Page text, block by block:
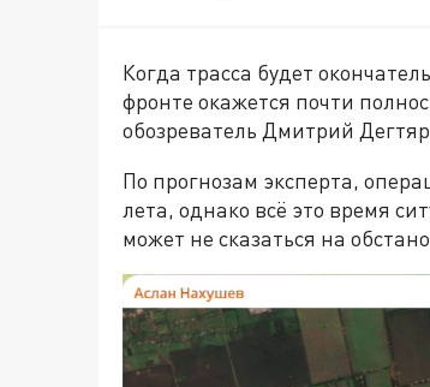
Когда трасса будет
фронте окажется почти
обозреватель Дмитрий
По прогнозам эксперта,
лета, однако всё это время
может не сказаться на